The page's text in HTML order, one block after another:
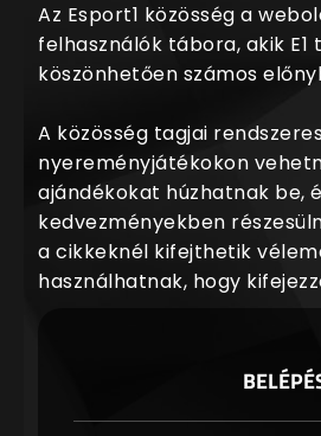
Az Esport1 közösség a
felhasználók tábora, akik E1
köszönhetően számos
A közösség tagjai rendszeres
nyereményjátékokon
ajándékokat húzhatnak be,
kedvezményekben
a cikkeknél kifejthetik
használhatnak, hogy